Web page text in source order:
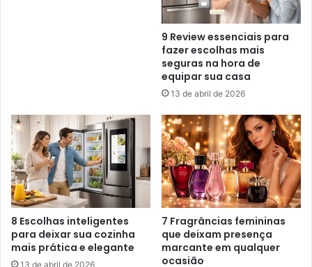
9 Review essenciais para
fazer escolhas mais
seguras na hora de
equipar sua casa
13 de abril de 2026
8 Escolhas inteligentes
para deixar sua cozinha
mais prática e elegante
13 de abril de 2026
7 Fragrâncias femininas
que deixam presença
marcante em qualquer
ocasião